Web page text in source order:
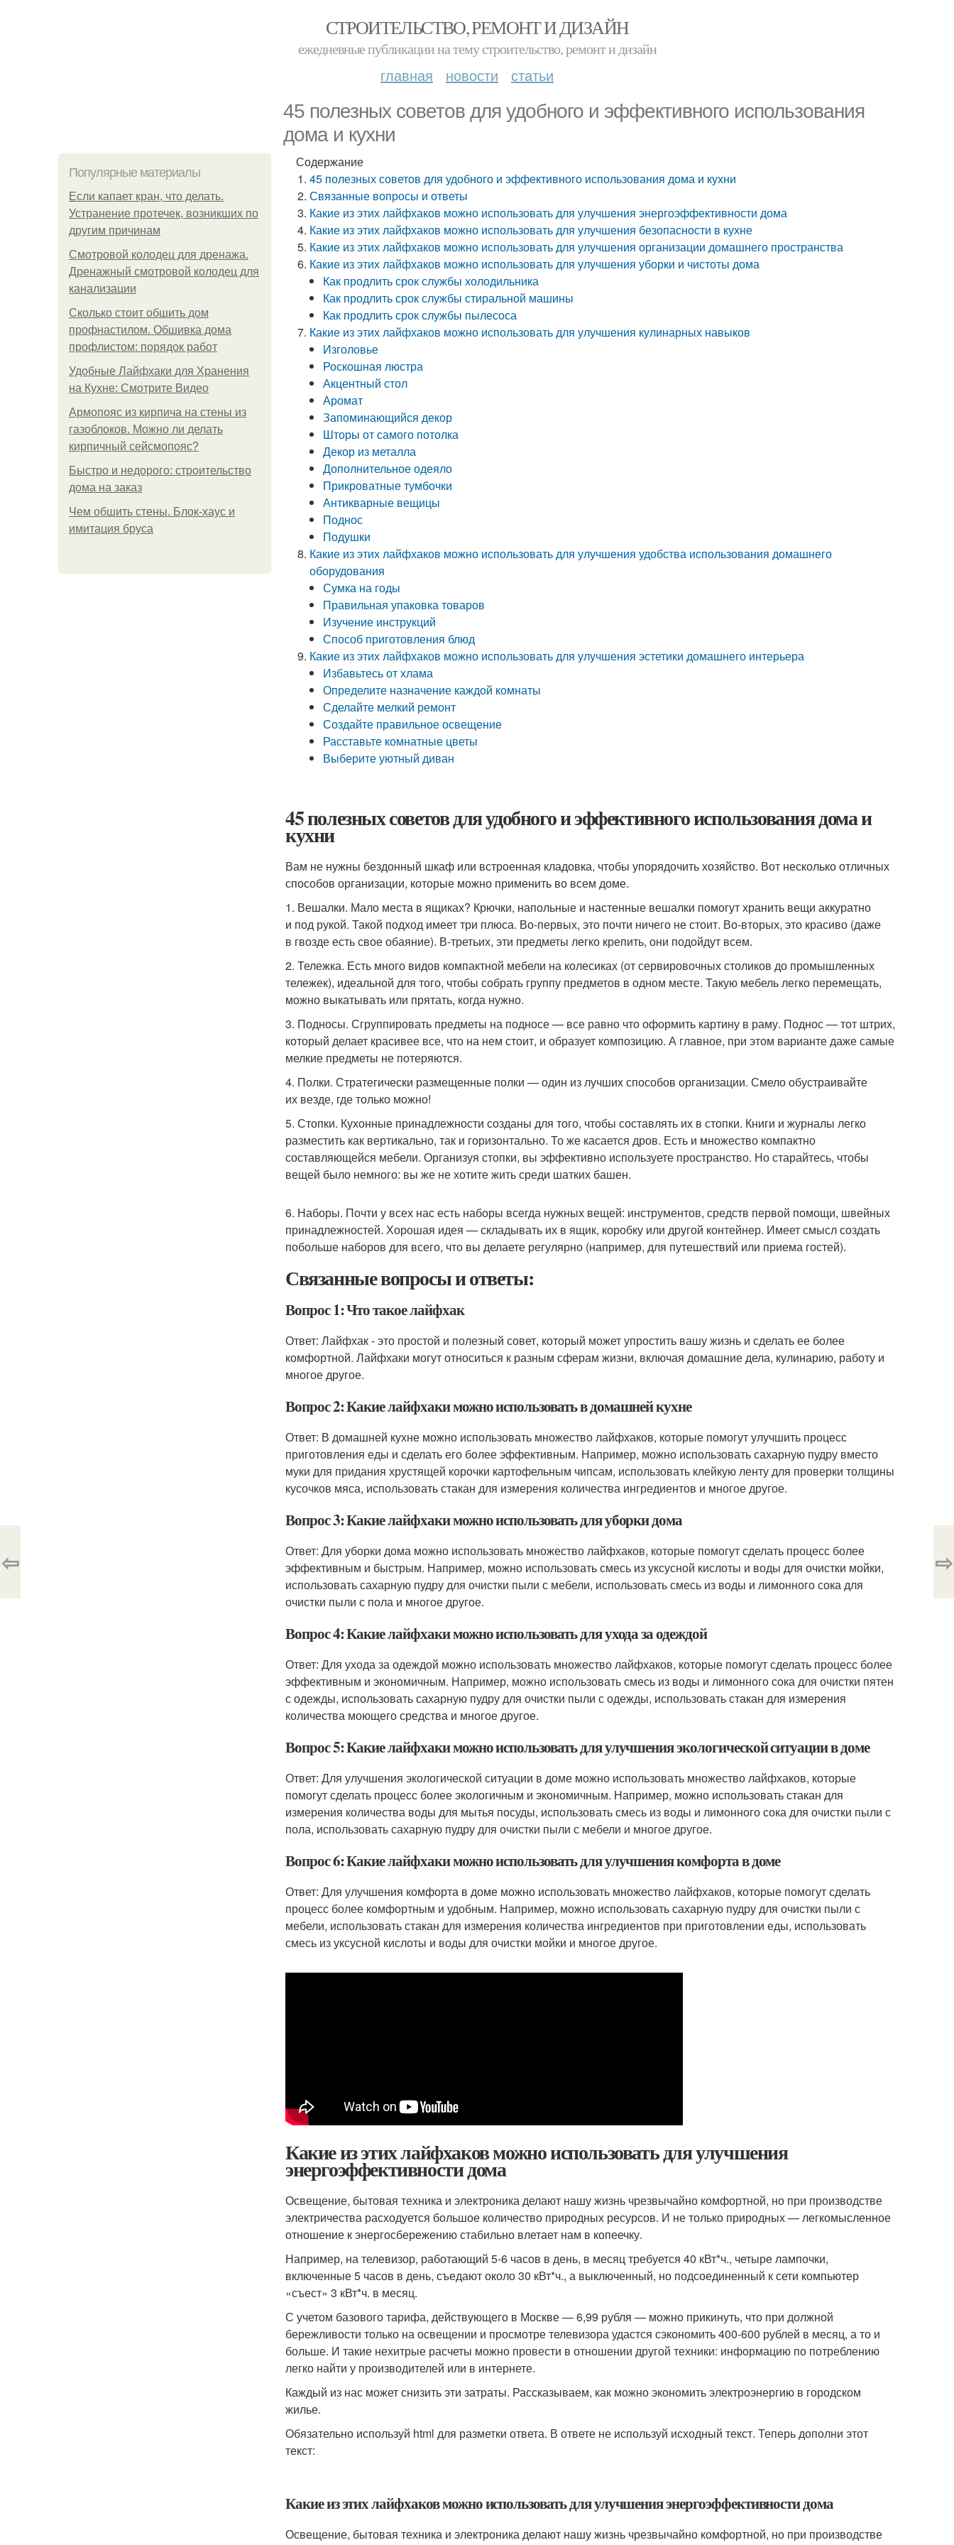
СТРОИТЕЛЬСТВО, РЕМОНТ И ДИЗАЙН
ежедневные публикации на тему строительство, ремонт и дизайн
главная новости статьи
45 полезных советов для удобного и эффективного использования
дома и кухни
Популярные материалы
Если капает кран, что делать.
Устранение протечек, возникших по
другим причинам
Смотровой колодец для дренажа.
Дренажный смотровой колодец для
канализации
Сколько стоит обшить дом
профнастилом. Обшивка дома
профлистом: порядок работ
Удобные Лайфхаки для Хранения
на Кухне: Смотрите Видео
Армопояс из кирпича на стены из
газоблоков. Можно ли делать
кирпичный сейсмопояс?
Быстро и недорого: строительство
дома на заказ
Чем обшить стены. Блок-хаус и
имитация бруса
Содержание
45 полезных советов для удобного и эффективного использования дома и кухни
Связанные вопросы и ответы
Какие из этих лайфхаков можно использовать для улучшения энергоэффективности дома
Какие из этих лайфхаков можно использовать для улучшения безопасности в кухне
Какие из этих лайфхаков можно использовать для улучшения организации домашнего пространства
Какие из этих лайфхаков можно использовать для улучшения уборки и чистоты дома
Как продлить срок службы холодильника
Как продлить срок службы стиральной машины
Как продлить срок службы пылесоса
Какие из этих лайфхаков можно использовать для улучшения кулинарных навыков
Изголовье
Роскошная люстра
Акцентный стол
Аромат
Запоминающийся декор
Шторы от самого потолка
Декор из металла
Дополнительное одеяло
Прикроватные тумбочки
Антикварные вещицы
Поднос
Подушки
Какие из этих лайфхаков можно использовать для улучшения удобства использования домашнего
оборудования
Сумка на годы
Правильная упаковка товаров
Изучение инструкций
Способ приготовления блюд
Какие из этих лайфхаков можно использовать для улучшения эстетики домашнего интерьера
Избавьтесь от хлама
Определите назначение каждой комнаты
Сделайте мелкий ремонт
Создайте правильное освещение
Расставьте комнатные цветы
Выберите уютный диван
45 полезных советов для удобного и эффективного использования дома и
кухни
Вам не нужны бездонный шкаф или встроенная кладовка, чтобы упорядочить хозяйство. Вот несколько отличных
способов организации, которые можно применить во всем доме.
1. Вешалки. Мало места в ящиках? Крючки, напольные и настенные вешалки помогут хранить вещи аккуратно
и под рукой. Такой подход имеет три плюса. Во-первых, это почти ничего не стоит. Во-вторых, это красиво (даже
в гвозде есть свое обаяние). В-третьих, эти предметы легко крепить, они подойдут всем.
2. Тележка. Есть много видов компактной мебели на колесиках (от сервировочных столиков до промышленных
тележек), идеальной для того, чтобы собрать группу предметов в одном месте. Такую мебель легко перемещать,
можно выкатывать или прятать, когда нужно.
3. Подносы. Сгруппировать предметы на подносе — все равно что оформить картину в раму. Поднос — тот штрих,
который делает красивее все, что на нем стоит, и образует композицию. А главное, при этом варианте даже самые
мелкие предметы не потеряются.
4. Полки. Стратегически размещенные полки — один из лучших способов организации. Смело обустраивайте
их везде, где только можно!
5. Стопки. Кухонные принадлежности созданы для того, чтобы составлять их в стопки. Книги и журналы легко
разместить как вертикально, так и горизонтально. То же касается дров. Есть и множество компактно
составляющейся мебели. Организуя стопки, вы эффективно используете пространство. Но старайтесь, чтобы
вещей было немного: вы же не хотите жить среди шатких башен.
6. Наборы. Почти у всех нас есть наборы всегда нужных вещей: инструментов, средств первой помощи, швейных
принадлежностей. Хорошая идея — складывать их в ящик, коробку или другой контейнер. Имеет смысл создать
побольше наборов для всего, что вы делаете регулярно (например, для путешествий или приема гостей).
Связанные вопросы и ответы:
Вопрос 1: Что такое лайфхак
Ответ: Лайфхак - это простой и полезный совет, который может упростить вашу жизнь и сделать ее более
комфортной. Лайфхаки могут относиться к разным сферам жизни, включая домашние дела, кулинарию, работу и
многое другое.
Вопрос 2: Какие лайфхаки можно использовать в домашней кухне
Ответ: В домашней кухне можно использовать множество лайфхаков, которые помогут улучшить процесс
приготовления еды и сделать его более эффективным. Например, можно использовать сахарную пудру вместо
муки для придания хрустящей корочки картофельным чипсам, использовать клейкую ленту для проверки толщины
кусочков мяса, использовать стакан для измерения количества ингредиентов и многое другое.
Вопрос 3: Какие лайфхаки можно использовать для уборки дома
Ответ: Для уборки дома можно использовать множество лайфхаков, которые помогут сделать процесс более
эффективным и быстрым. Например, можно использовать смесь из уксусной кислоты и воды для очистки мойки,
использовать сахарную пудру для очистки пыли с мебели, использовать смесь из воды и лимонного сока для
очистки пыли с пола и многое другое.
Вопрос 4: Какие лайфхаки можно использовать для ухода за одеждой
Ответ: Для ухода за одеждой можно использовать множество лайфхаков, которые помогут сделать процесс более
эффективным и экономичным. Например, можно использовать смесь из воды и лимонного сока для очистки пятен
с одежды, использовать сахарную пудру для очистки пыли с одежды, использовать стакан для измерения
количества моющего средства и многое другое.
Вопрос 5: Какие лайфхаки можно использовать для улучшения экологической ситуации в доме
Ответ: Для улучшения экологической ситуации в доме можно использовать множество лайфхаков, которые
помогут сделать процесс более экологичным и экономичным. Например, можно использовать стакан для
измерения количества воды для мытья посуды, использовать смесь из воды и лимонного сока для очистки пыли с
пола, использовать сахарную пудру для очистки пыли с мебели и многое другое.
Вопрос 6: Какие лайфхаки можно использовать для улучшения комфорта в доме
Ответ: Для улучшения комфорта в доме можно использовать множество лайфхаков, которые помогут сделать
процесс более комфортным и удобным. Например, можно использовать сахарную пудру для очистки пыли с
мебели, использовать стакан для измерения количества ингредиентов при приготовлении еды, использовать
смесь из уксусной кислоты и воды для очистки мойки и многое другое.
Какие из этих лайфхаков можно использовать для улучшения
энергоэффективности дома
Освещение, бытовая техника и электроника делают нашу жизнь чрезвычайно комфортной, но при производстве
электричества расходуется большое количество природных ресурсов. И не только природных — легкомысленное
отношение к энергосбережению стабильно влетает нам в копеечку.
Например, на телевизор, работающий 5-6 часов в день, в месяц требуется 40 кВт*ч., четыре лампочки,
включенные 5 часов в день, съедают около 30 кВт*ч., а выключенный, но подсоединенный к сети компьютер
«съест» 3 кВт*ч. в месяц.
С учетом базового тарифа, действующего в Москве — 6,99 рубля — можно прикинуть, что при должной
бережливости только на освещении и просмотре телевизора удастся сэкономить 400-600 рублей в месяц, а то и
больше. И такие нехитрые расчеты можно провести в отношении другой техники: информацию по потреблению
легко найти у производителей или в интернете.
Каждый из нас может снизить эти затраты. Рассказываем, как можно экономить электроэнергию в городском
жилье.
Обязательно используй html для разметки ответа. В ответе не используй исходный текст. Теперь дополни этот
текст:
Какие из этих лайфхаков можно использовать для улучшения энергоэффективности дома
Освещение, бытовая техника и электроника делают нашу жизнь чрезвычайно комфортной, но при производстве
⇦ ⇨